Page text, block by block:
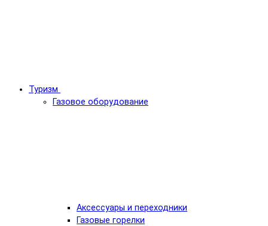
Туризм
Газовое оборудование
Аксессуары и переходники
Газовые горелки